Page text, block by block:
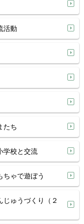
活動
たち
校と交流
ゃで遊ぼう
ゅうづくり（２